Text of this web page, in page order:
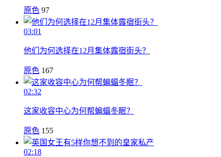
原色 97
03:01
他们为何选择在12月集体露宿街头？
原色 167
02:32
这家收容中心为何帮蝙蝠冬眠？
原色 155
02:18